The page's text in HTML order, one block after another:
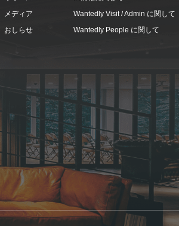
メディア
おしらせ
Wantedly Visit / Admin に関して
Wantedly People に関して